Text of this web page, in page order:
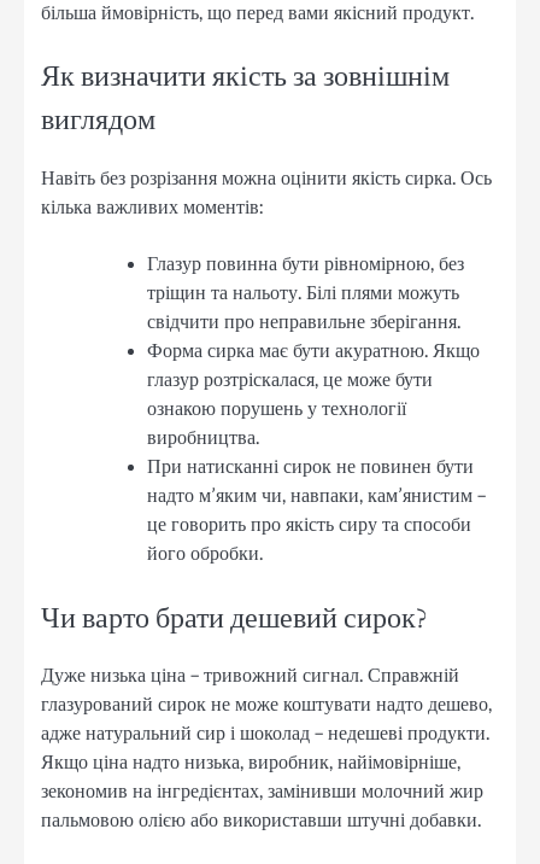
більша ймовірність, що перед вами якісний продукт.
Як визначити якість за зовнішнім
виглядом
Навіть без розрізання можна оцінити якість сирка. Ось
кілька важливих моментів:
Глазур повинна бути рівномірною, без
тріщин та нальоту. Білі плями можуть
свідчити про неправильне зберігання.
Форма сирка має бути акуратною. Якщо
глазур розтріскалася, це може бути
ознакою порушень у технології
виробництва.
При натисканні сирок не повинен бути
надто м’яким чи, навпаки, кам’янистим –
це говорить про якість сиру та способи
його обробки.
Чи варто брати дешевий сирок?
Дуже низька ціна – тривожний сигнал. Справжній
глазурований сирок не може коштувати надто дешево,
адже натуральний сир і шоколад – недешеві продукти.
Якщо ціна надто низька, виробник, найімовірніше,
зекономив на інгредієнтах, замінивши молочний жир
пальмовою олією або використавши штучні добавки.